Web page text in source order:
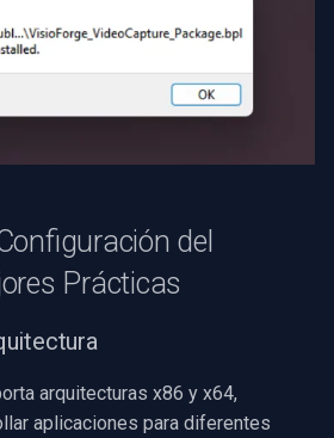
del
Prácticas
arquitecturas x86 y x64,
aplicaciones para diferentes